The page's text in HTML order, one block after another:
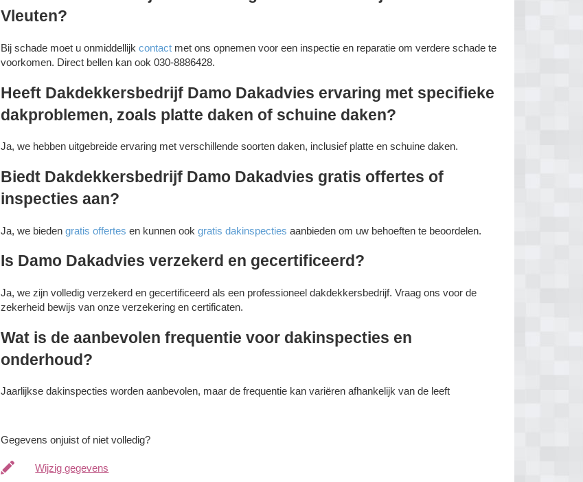
Vleuten?
Bij schade moet u onmiddellijkcontact met ons opnemen voor een inspectie en reparatie om verdere schade te
voorkomen. Direct bellen kan ook 030-8886428.
Heeft Dakdekkersbedrijf Damo Dakadvies ervaring met specifieke
dakproblemen, zoals platte daken of schuine daken?
Ja, we hebben uitgebreide ervaring met verschillende soorten daken, inclusief platte en schuine daken.
Biedt Dakdekkersbedrijf Damo Dakadvies gratis offertes of
inspecties aan?
Ja, we biedengratis offertes en kunnen ookgratis dakinspecties aanbieden om uw behoeften te beoordelen.
Is Damo Dakadvies verzekerd en gecertificeerd?
Ja, we zijn volledig verzekerd en gecertificeerd als een professioneel dakdekkersbedrijf. Vraag ons voor de
zekerheid bewijs van onze verzekering en certificaten.
Wat is de aanbevolen frequentie voor dakinspecties en
onderhoud?
Jaarlijkse dakinspecties worden aanbevolen, maar de frequentie kan variëren afhankelijk van de leeft
Gegevens onjuist of niet volledig?
Wijzig gegevens